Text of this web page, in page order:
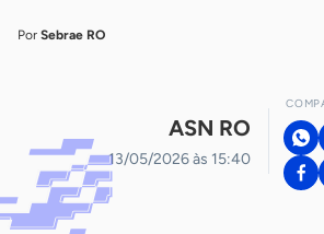
Por Sebrae RO
ASN RO
13/05/2026 às 15:40